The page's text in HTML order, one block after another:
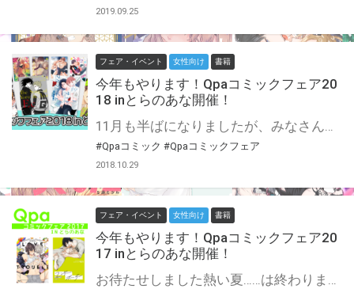
2019.09.25
フェア・イベント 女性向け 書籍
今年もやります！Qpaコミックフェア20
18 inとらのあな開催！
11月も半ばになりましたが、みなさんえっちな本、読んでますか？ 大丈夫！そうだと思った時がその時！わたしたちの読書の秋はこれからだ！ 毎年恒例、竹書房の誇る大人気レーベル、Qpaフェアの開催です☆ 今年のフェアは7周年記念！ とらのあな対象店舗にて期間中にQpaのコミックスを3冊同時にご購入いただいた方に、 1セットにつき1部、人気作家様のイラストを使用したクリアしおりセットをプレゼント♡ クリアしおりは1シート4連。シートは3種類あるので…… つまり12名の作家様のイラストが楽しめちゃうっ！ そういえばあれ買ってなかった！あの作家さんの既刊が気になる！ この機会にレッツまとめ買い♪
#Qpaコミック #Qpaコミックフェア
2018.10.29
フェア・イベント 女性向け 書籍
今年もやります！Qpaコミックフェア20
17 inとらのあな開催！
お待たせしました熱い夏……は終わりましたが、読書(えっちな本)の秋はこれからです！ 毎年恒例、竹書房の誇る大人気レーベル、Qpaフェアの開催です☆ 今年のフェアは6周年記念！ とらのあな対象店舗にて期間中にQpaのコミックスをご購入いただいた方に、 1冊につき1部人気作家様イラストのポストカードを全10種ランダム封入でプレゼント♡ さらに1冊目のご購入でスタンプカードを発行！ 1冊につき1つスタンプも押印致します。スタンプを6つ貯めると、 なんと2種のカードホルダーのうち好きな方と交換できちゃいます！ そういえばあれ買ってなかった！あの作家さんの既刊が気になる！ この機会に全部買っちゃいましょう♪ 『尊い…(T人T）』『わかりみ(˘ω˘)』語彙力崩壊待ったなし！